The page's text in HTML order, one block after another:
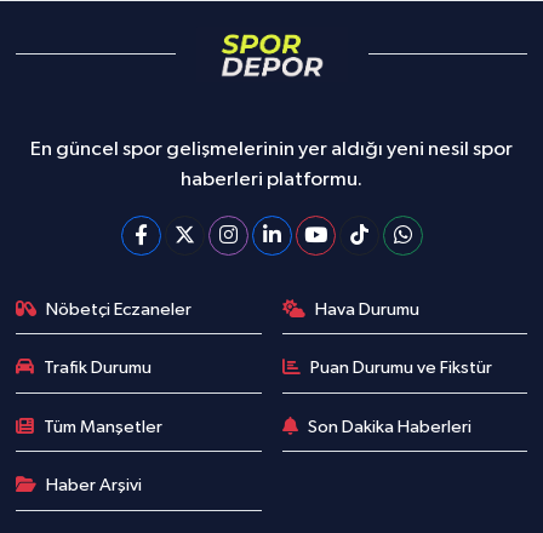
En güncel spor gelişmelerinin yer aldığı yeni nesil spor
haberleri platformu.
Nöbetçi Eczaneler Hava Durumu
Trafik Durumu Puan Durumu ve Fikstür
Tüm Manşetler Son Dakika Haberleri
Haber Arşivi